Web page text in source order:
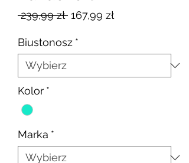
239,99 zł Regularna
167,99 złCena
Biustonosz *
Kolor *
Marka *